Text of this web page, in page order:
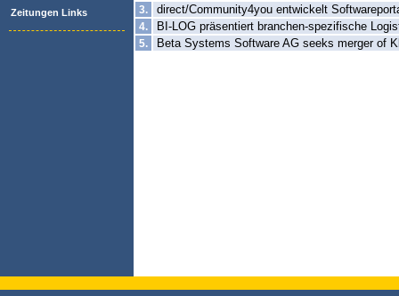
Zeitungen Links 3. direct/Community4you entwickelt
4. BI-LOG präsentiert branchen-spezifische
5. Beta Systems Software AG seeks merger of